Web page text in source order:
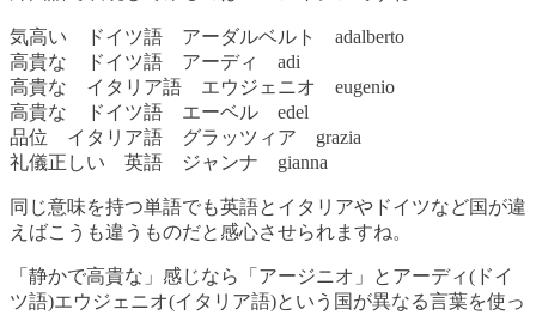
気高い ドイツ語 アーダルベルト adalberto
高貴な ドイツ語 アーディ adi
高貴な イタリア語 エウジェニオ eugenio
高貴な ドイツ語 エーベル edel
品位 イタリア語 グラッツィア grazia
礼儀正しい 英語 ジャンナ gianna
同じ意味を持つ単語でも英語とイタリアやドイツなど国が違
えばこうも違うものだと感心させられますね。
「静かで高貴な」感じなら「アージニオ」とアーディ(ドイ
ツ語)エウジェニオ(イタリア語)という国が異なる言葉を使っ